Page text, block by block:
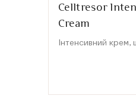
Celltresor
Cream
Інтенсивний